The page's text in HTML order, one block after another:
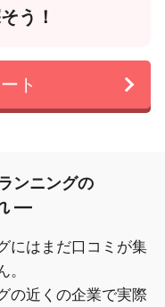
う！
ト
ンニングの
―
にはまだ口コミが集
。
の近くの企業で実際